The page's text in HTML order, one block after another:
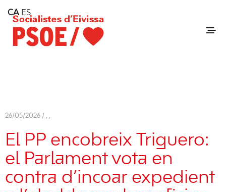
Consell Insular d'Eivissa
Services
Contact
26/05/2026 / , ,
El PP encobreix Triguero:
el Parlament vota en
contra d’incoar expedient
CA ES